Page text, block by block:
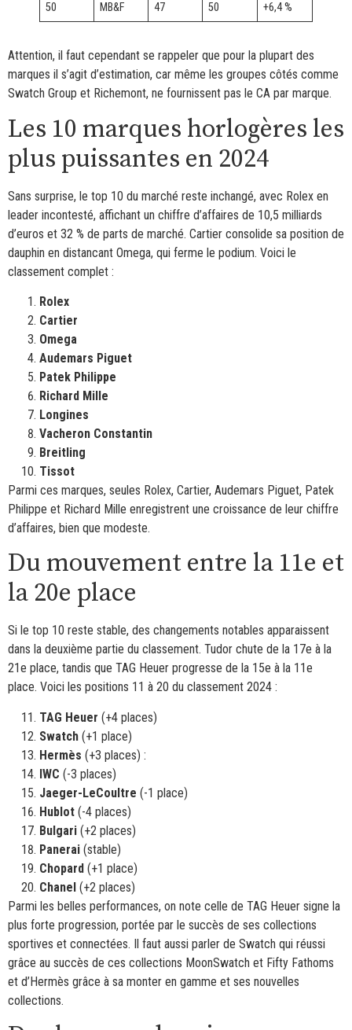
50 MB&F 47 50 +6,4 %
Attention, il faut cependant se rappeler que pour la plupart des
marques il s’agit d’estimation, car même les groupes côtés comme
Swatch Group et Richemont, ne fournissent pas le CA par marque.
Les 10 marques horlogères les
plus puissantes en 2024
Sans surprise, le top 10 du marché reste inchangé, avec Rolex en
leader incontesté, affichant un chiffre d’affaires de 10,5 milliards
d’euros et 32 % de parts de marché. Cartier consolide sa position de
dauphin en distancant Omega, qui ferme le podium. Voici le
classement complet :
Rolex
Cartier
Omega
Audemars Piguet
Patek Philippe
Richard Mille
Longines
Vacheron Constantin
Breitling
Tissot
Parmi ces marques, seules Rolex, Cartier, Audemars Piguet, Patek
Philippe et Richard Mille enregistrent une croissance de leur chiffre
d’affaires, bien que modeste.
Du mouvement entre la 11e et
la 20e place
Si le top 10 reste stable, des changements notables apparaissent
dans la deuxième partie du classement. Tudor chute de la 17e à la
21e place, tandis que TAG Heuer progresse de la 15e à la 11e
place. Voici les positions 11 à 20 du classement 2024 :
TAG Heuer (+4 places)
Swatch (+1 place)
Hermès (+3 places) :
IWC (-3 places)
Jaeger-LeCoultre (-1 place)
Hublot (-4 places)
Bulgari (+2 places)
Panerai (stable)
Chopard (+1 place)
Chanel (+2 places)
Parmi les belles performances, on note celle de TAG Heuer signe la
plus forte progression, portée par le succès de ses collections
sportives et connectées. Il faut aussi parler de Swatch qui réussi
grâce au succès de ces collections MoonSwatch et Fifty Fathoms
et d’Hermès grâce à sa monter en gamme et ses nouvelles
collections.